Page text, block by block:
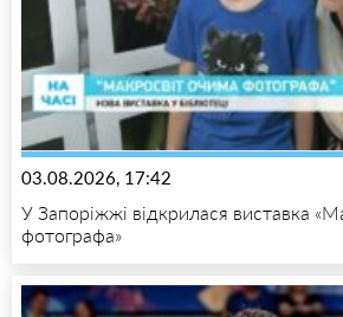
03.08.2026, 17:42
У Запоріжжі відкрилася виставка
фотографа»